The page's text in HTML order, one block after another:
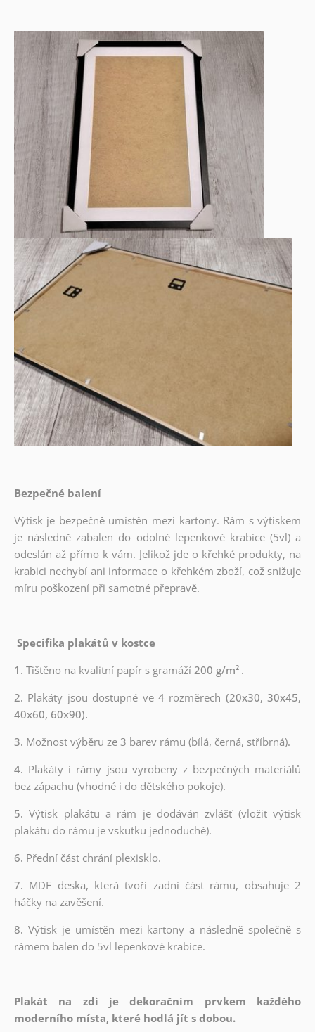
Bezpečné balení
Výtisk je bezpečně umístěn mezi kartony. Rám s výtiskem
je následně zabalen do odolné lepenkové krabice (5vl) a
odeslán až přímo k vám. Jelikož jde o křehké produkty, na
krabici nechybí ani informace o křehkém zboží, což snižuje
míru poškození při samotné přepravě.
Specifika plakátů v kostce
1. Tištěno na kvalitní papír s gramáží200 g/m² .
2. Plakáty jsou dostupné ve 4 rozměrech (20x30, 30x45,
40x60, 60x90).
3. Možnost výběru ze 3 barev rámu (bílá, černá, stříbrná).
4. Plakáty i rámy jsou vyrobeny z bezpečných materiálů
bez zápachu (vhodné i do dětského pokoje).
5.Výtisk plakátu a rám je dodáván zvlášť (vložit výtisk
plakátu do rámu je vskutku jednoduché).
6. Přední část chrání plexisklo.
7. MDF deska, která tvoří zadní část rámu, obsahuje 2
háčky na zavěšení.
8. Výtisk je umístěn mezi kartony a následně společně s
rámem balen do 5vl lepenkové krabice.
Plakát na zdi je dekoračním prvkem každého
moderního místa, které hodlá jít s dobou.